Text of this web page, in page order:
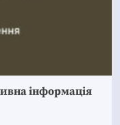
інформація